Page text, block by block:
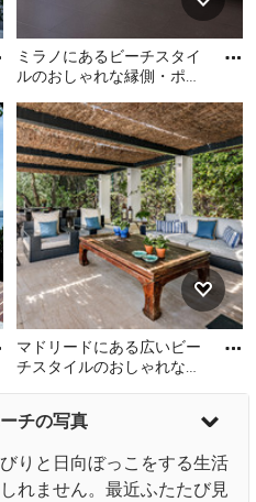
ミラノにあるビーチスタイ
ルのおしゃれな縁側・ポー
ミラノにあるビーチスタイ
ルのおしゃれな縁側・ポー
チの写真
マドリードにある広いビー
チスタイルのおしゃれな縁
マドリードにある広いビー
チスタイルのおしゃれな縁
よけ) の写真
チの写真
りと日向ぼっこをする生活
れません。最近ふたたび見